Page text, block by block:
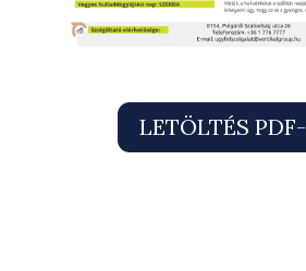
LETÖLTÉS